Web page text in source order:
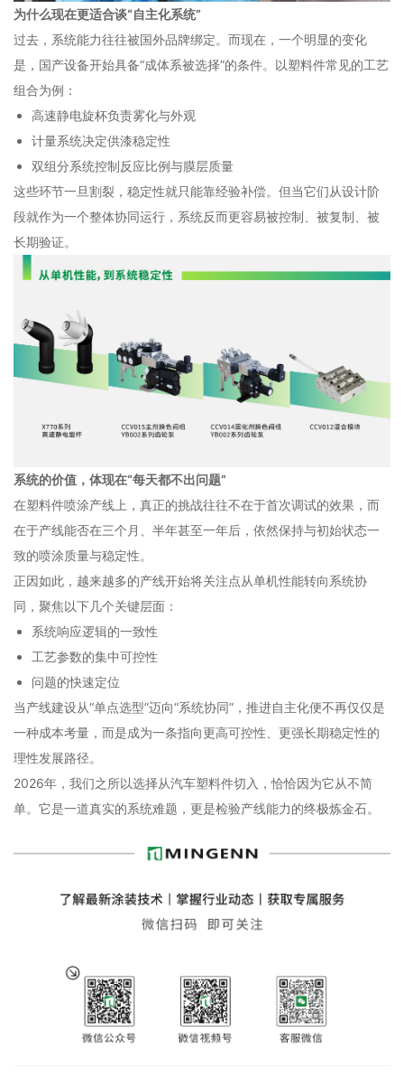
为什么现在更适合谈“自主化系统”
过去，系统能力往往被国外品牌绑定。而现在，一个明显的变化
是，国产设备开始具备“成体系被选择”的条件。以塑料件常见的工艺
组合为例：
高速静电旋杯负责雾化与外观
计量系统决定供漆稳定性
双组分系统控制反应比例与膜层质量
这些环节一旦割裂，稳定性就只能靠经验补偿。但当它们从设计阶
段就作为一个整体协同运行，系统反而更容易被控制、被复制、被
长期验证。
系统的价值，体现在“每天都不出问题”
在塑料件喷涂产线上，真正的挑战往往不在于首次调试的效果，而
在于产线能否在三个月、半年甚至一年后，依然保持与初始状态一
致的喷涂质量与稳定性。
正因如此，越来越多的产线开始将关注点从单机性能转向系统协
同，聚焦以下几个关键层面：
系统响应逻辑的一致性
工艺参数的集中可控性
问题的快速定位
当产线建设从“单点选型”迈向“系统协同”，推进自主化便不再仅仅是
一种成本考量，而是成为一条指向更高可控性、更强长期稳定性的
理性发展路径。
2026年，我们之所以选择从汽车塑料件切入，恰恰因为它从不简
单。它是一道真实的系统难题，更是检验产线能力的终极炼金石。